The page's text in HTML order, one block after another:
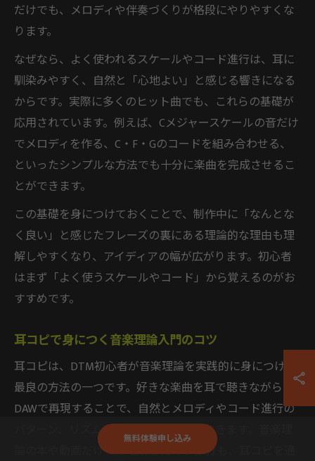
だけでも、メロディや伴奏づくりが格段にやりやすくな
ります。
なぜなら、よく使われるスケールやコード進行は、耳に
馴染みやすく、自然と「心地よい」と感じる響きになる
からです。実際に多くのヒット曲でも、これらの基礎が
応用されています。例えば、Cメジャースケールの音だけ
でメロディを作る、C・F・Gのコードを組み合わせる、
といったシンプルな方法でも十分に楽曲を完成させるこ
とができます。
この基礎を身につけておくことで、制作中に「なんとな
く良い」と感じたフレーズの裏にある理論的な理由も理
解しやすくなり、アイディアの幅が広がります。初心者
はまず「よく使うスケールやコード」から覚えるのがお
すすめです。
耳コピで身につく音楽理論入門のコツ
耳コピは、DTM初心者が音楽理論を実践的に身につける
最良の方法の一つです。好きな楽曲を耳で聴きながら
DAWで再現することで、自然とメロディやコード進行の
パターン、リズムの組み立て方が体感できます。音楽理
論の本や動画だけでは理解しにくい部分も、耳コピを通
無料体験申し込み